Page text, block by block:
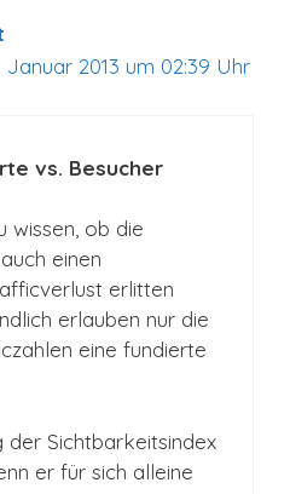
Januar 2013 um 02:39 Uhr
vs. Besucher
wissen, ob die
einen
erlitten
erlauben nur die
eine fundierte
Sichtbarkeitsindex
er für sich alleine